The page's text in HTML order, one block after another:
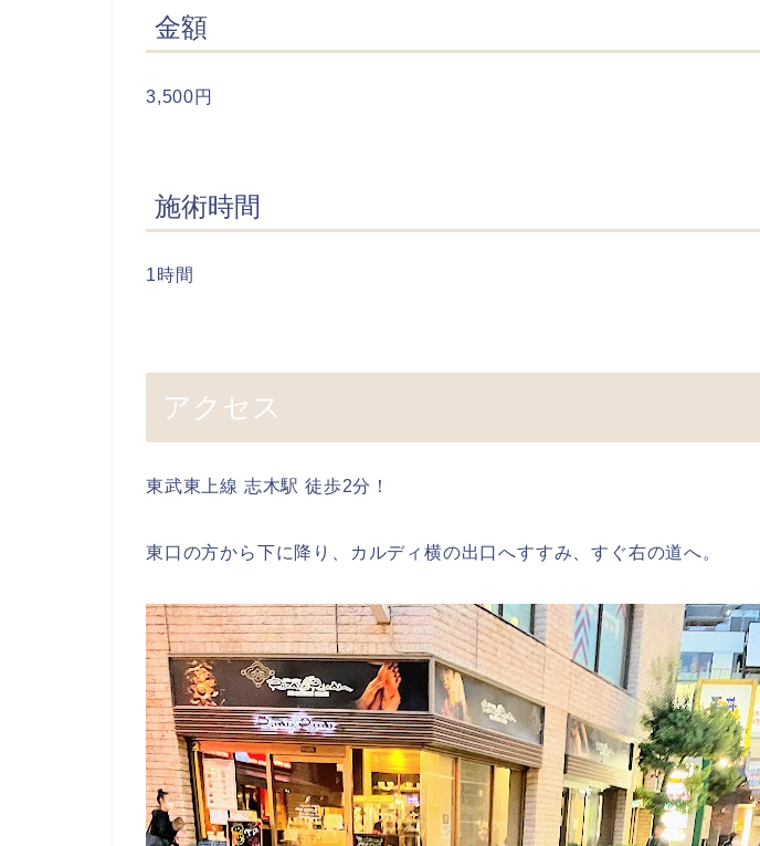
金額
3,500円
施術時間
1時間
アクセス
東武東上線 志木駅 徒歩2分！
東口の方から下に降り、カルディ横の出口へすすみ、すぐ右の道へ。